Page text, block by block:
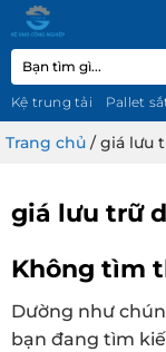
qua
nội
dung
Tìm
kiếm:
Kệ trung tải Pallet
Trang chủ /giá lưu
giá lưu trữ
Không tìm
Dường như
bạn đang tìm